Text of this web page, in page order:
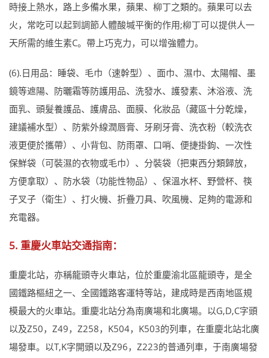
時接上熱水，路上多備水果，蘋果、柳丁之類的。蘋果可以去
火，常吃可以起到調節人體酸堿平衡的作用;柳丁可以提供人一
天所需的維生素C。帶上巧克力，可以增強體力。
(6).日用品：睡袋、毛巾（速幹型）、面巾、濕巾、太陽帽、墨
鏡等遮陽、防曬霜等防護用品、洗發水、護發素、沐浴液、洗
面乳、頭髮養護品、護膚品、面膜、化妝品（藏區十分乾燥，
建議補水型）、防紫外線潤唇膏、牙刷牙膏、洗衣粉（較洗衣
液更便於攜帶）、小背包、防雨罩、口哨、便捷掛鉤、一次性
保鮮袋（可裝濕的衣物或毛巾）、分裝袋（把東西分類歸放，
方便拿取）、防水袋（功能性物品）、保溫水杯、野營杯、筷
子叉子（衛生）、打火機、折疊刀具、吹風機、足夠的電源和
充電器。
5. 重慶火車站交通指南：
重慶北站，亦稱龍頭寺火車站，位於重慶渝北區龍頭寺，是全
國鐵路樞紐之一、全國鐵路客運特等站，建成時是西南地區規
模最大的火車站。重慶北站分為南廣場和北廣場。以G,D,C字頭
以及Z50，Z49，Z258，K504，K503的列車，在重慶北站北廣
場發車。以T,K字開頭以及Z96，Z223的普通列車，于南廣場發